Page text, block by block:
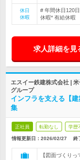
休日
休暇
# 年間休日120
休暇* 有給休暇
求人詳細を見
エスイー鉄建株式会社 |
グループ
インフラを支える【
集
正社員 転勤なし 学歴
情報更新日：2026/02/27 終
【図面づくり